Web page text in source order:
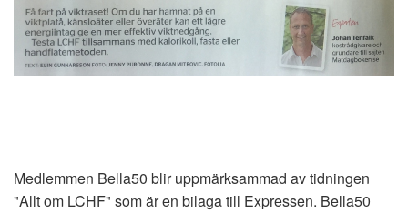
Medlemmen Bella50 blir uppmärksammad av tidningen
"Allt om LCHF" som är en bilaga till Expressen. Bella50